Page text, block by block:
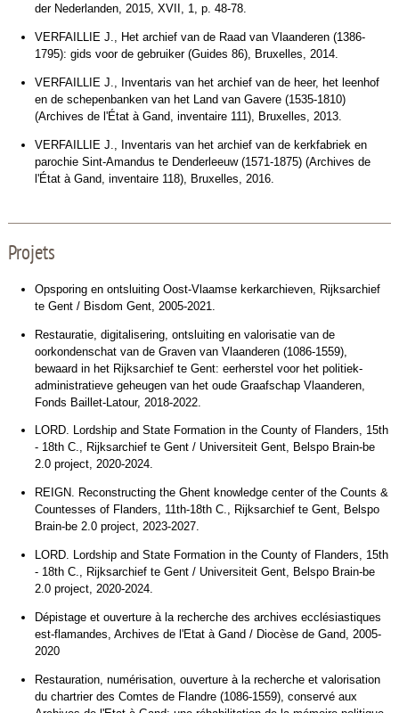
der Nederlanden, 2015, XVII, 1, p. 48-78.
VERFAILLIE J., Het archief van de Raad van Vlaanderen (1386-
1795): gids voor de gebruiker (Guides 86), Bruxelles, 2014.
VERFAILLIE J., Inventaris van het archief van de heer, het leenhof
en de schepenbanken van het Land van Gavere (1535-1810)
(Archives de l'État à Gand, inventaire 111), Bruxelles, 2013.
VERFAILLIE J., Inventaris van het archief van de kerkfabriek en
parochie Sint-Amandus te Denderleeuw (1571-1875) (Archives de
l'État à Gand, inventaire 118), Bruxelles, 2016.
Projets
Opsporing en ontsluiting Oost-Vlaamse kerkarchieven, Rijksarchief
te Gent / Bisdom Gent, 2005-2021.
Restauratie, digitalisering, ontsluiting en valorisatie van de
oorkondenschat van de Graven van Vlaanderen (1086-1559),
bewaard in het Rijksarchief te Gent: eerherstel voor het politiek-
administratieve geheugen van het oude Graafschap Vlaanderen,
Fonds Baillet-Latour, 2018-2022.
LORD. Lordship and State Formation in the County of Flanders, 15th
- 18th C., Rijksarchief te Gent / Universiteit Gent, Belspo Brain-be
2.0 project, 2020-2024.
REIGN. Reconstructing the Ghent knowledge center of the Counts &
Countesses of Flanders, 11th-18th C., Rijksarchief te Gent, Belspo
Brain-be 2.0 project, 2023-2027.
LORD. Lordship and State Formation in the County of Flanders, 15th
- 18th C., Rijksarchief te Gent / Universiteit Gent, Belspo Brain-be
2.0 project, 2020-2024.
Dépistage et ouverture à la recherche des archives ecclésiastiques
est-flamandes, Archives de l'Etat à Gand / Diocèse de Gand, 2005-
2020
Restauration, numérisation, ouverture à la recherche et valorisation
du chartrier des Comtes de Flandre (1086-1559), conservé aux